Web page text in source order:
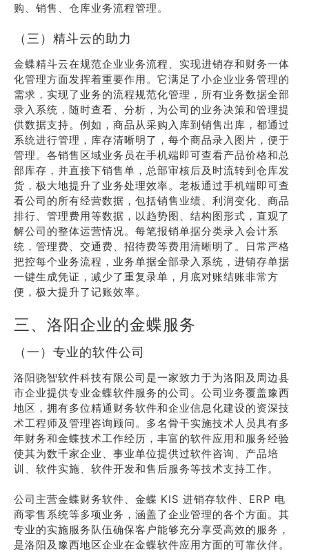
购、销售、仓库业务流程管理。
（三）精斗云的助力
金蝶精斗云在规范企业业务流程、实现进销存和财务一体
化管理方面发挥着重要作用。它满足了小企业业务管理的
需求，实现了业务的流程规范化管理，所有业务数据全部
录入系统，随时查看、分析，为公司的业务决策和管理提
供数据支持。例如，商品从采购入库到销售出库，都通过
系统进行管理，库存清晰明了，每个商品录入图片，便于
管理。各销售区域业务员在手机端即可查看产品价格和总
部库存，并直接下销售单，总部审核后及时流转到仓库发
货，极大地提升了业务处理效率。老板通过手机端即可查
看公司的所有经营数据，包括销售业绩、利润变化、商品
排行、管理费用等数据，以趋势图、结构图形式，直观了
解公司的整体运营情况。每笔报销单据分类录入会计系
统，管理费、交通费、招待费等费用清晰明了。日常严格
把控每个业务流程，业务单据全部录入系统，进销存单据
一键生成凭证，减少了重复录单，月底对账结账非常方
便，极大提升了记账效率。
三、洛阳企业的金蝶服务
（一）专业的软件公司
洛阳骁智软件科技有限公司是一家致力于为洛阳及周边县
市企业提供专业金蝶软件服务的公司。公司业务覆盖豫西
地区，拥有多位精通财务软件和企业信息化建设的资深技
术工程师及管理咨询顾问。多名骨干实施技术人员具有多
年财务和金蝶技术工作经历，丰富的软件应用和服务经验
使其为数千家企业、事业单位提供过软件咨询、产品培
训、软件实施、软件开发和售后服务等技术支持工作。
公司主营金蝶财务软件、金蝶 KIS 进销存软件、ERP 电
商零售系统等多项业务，涵盖了企业管理的各个方面。其
专业的实施服务队伍确保客户能够充分享受高效的服务，
是洛阳及豫西地区企业在金蝶软件应用方面的可靠伙伴。